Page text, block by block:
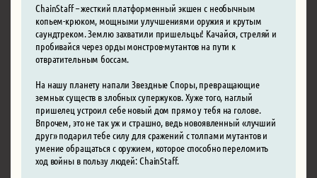
ChainStaff – жесткий платформенный экшен с необычным
копьем-крюком, мощными улучшениями оружия и крутым
саундтреком. Землю захватили пришельцы! Качайся, стреляй и
пробивайся через орды монстров-мутантов на пути к
отвратительным боссам.
На нашу планету напали Звездные Споры, превращающие
земных существ в злобных супержуков. Хуже того, наглый
пришелец устроил себе новый дом прямо у тебя на голове.
Впрочем, это не так уж и страшно, ведь новоявленный «лучший
друг» подарил тебе силу для сражений с толпами мутантов и
умение обращаться с оружием, которое способно переломить
ход войны в пользу людей: ChainStaff.